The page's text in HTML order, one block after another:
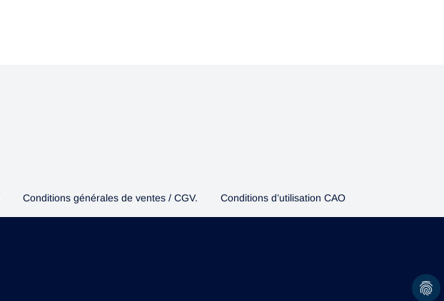
Conditions générales de ventes / CGV. Conditions d’utilisation CAO